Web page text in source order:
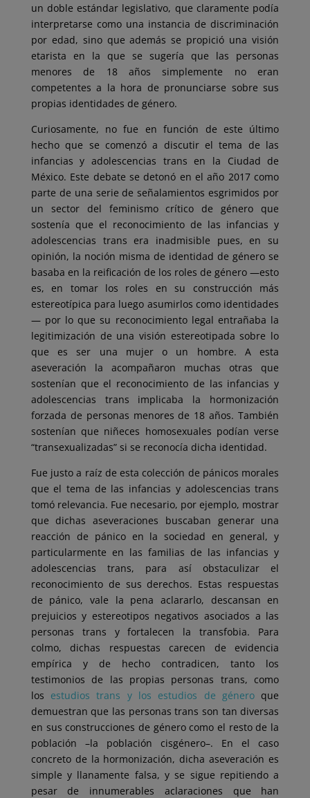
un doble estándar legislativo, que claramente podía
interpretarse como una instancia de discriminación
por edad, sino que además se propició una visión
etarista en la que se sugería que las personas
menores de 18 años simplemente no eran
competentes a la hora de pronunciarse sobre sus
propias identidades de género.
Curiosamente, no fue en función de este último
hecho que se comenzó a discutir el tema de las
infancias y adolescencias trans en la Ciudad de
México. Este debate se detonó en el año 2017 como
parte de una serie de señalamientos esgrimidos por
un sector del feminismo crítico de género que
sostenía que el reconocimiento de las infancias y
adolescencias trans era inadmisible pues, en su
opinión, la noción misma de identidad de género se
basaba en la reificación de los roles de género —esto
es, en tomar los roles en su construcción más
estereotípica para luego asumirlos como identidades
— por lo que su reconocimiento legal entrañaba la
legitimización de una visión estereotipada sobre lo
que es ser una mujer o un hombre. A esta
aseveración la acompañaron muchas otras que
sostenían que el reconocimiento de las infancias y
adolescencias trans implicaba la hormonización
forzada de personas menores de 18 años. También
sostenían que niñeces homosexuales podían verse
“transexualizadas” si se reconocía dicha identidad.
Fue justo a raíz de esta colección de pánicos morales
que el tema de las infancias y adolescencias trans
tomó relevancia. Fue necesario, por ejemplo, mostrar
que dichas aseveraciones buscaban generar una
reacción de pánico en la sociedad en general, y
particularmente en las familias de las infancias y
adolescencias trans, para así obstaculizar el
reconocimiento de sus derechos. Estas respuestas
de pánico, vale la pena aclararlo, descansan en
prejuicios y estereotipos negativos asociados a las
personas trans y fortalecen la transfobia. Para
colmo, dichas respuestas carecen de evidencia
empírica y de hecho contradicen, tanto los
testimonios de las propias personas trans, como
los estudios trans y los estudios de géneroque
demuestran que las personas trans son tan diversas
en sus construcciones de género como el resto de la
población –la población cisgénero–. En el caso
concreto de la hormonización, dicha aseveración es
simple y llanamente falsa, y se sigue repitiendo a
pesar de innumerables aclaraciones que han